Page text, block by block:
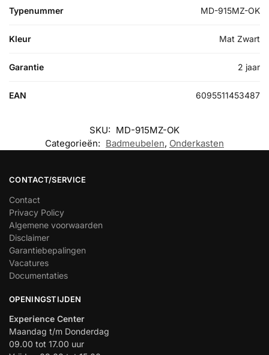
Typenummer MD-915MZ-OK
Kleur Mat Zwart
Garantie 2 jaar
EAN 6095511453487
SKU: MD-915MZ-OK
Categorieën: Badmeubelen, Onderkasten
CONTACT/SERVICE
Contact
Privacy Policy
Algemene voorwaarden
Disclaimer
Garantiebepalingen
Vacatures
Documentaties
OPENINGSTIJDEN
Experience Center
Maandag t/m Donderdag
09.00 tot 17.00 uur